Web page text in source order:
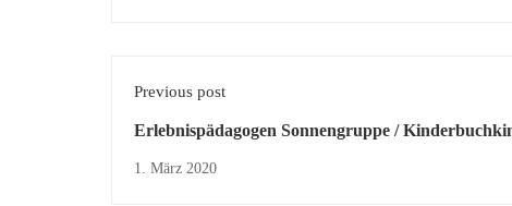
Previous post
Erlebnispädagogen Sonnengruppe /
1. März 2020